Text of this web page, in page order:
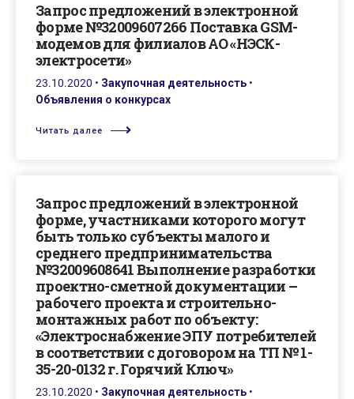
Запрос предложений в электронной
форме №32009607266 Поставка GSM-
модемов для филиалов АО «НЭСК-
электросети»
23.10.2020 • Закупочная деятельность •
Объявления о конкурсах
Читать далее
Запрос предложений в электронной
форме, участниками которого могут
быть только субъекты малого и
среднего предпринимательства
№32009608641 Выполнение разработки
проектно-сметной документации –
рабочего проекта и строительно-
монтажных работ по объекту:
«Электроснабжение ЭПУ потребителей
в соответствии с договором на ТП № 1-
35-20-0132 г. Горячий Ключ»
23.10.2020 • Закупочная деятельность •